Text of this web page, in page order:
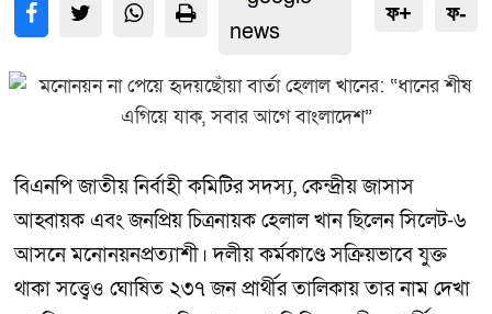
ফ+ ফ-
বিএনপি জাতীয় নির্বাহী কমিটির সদস্য, কেন্দ্রীয় জাসাস
আহ্বায়ক এবং জনপ্রিয় চিত্রনায়ক হেলাল খান ছিলেন সিলেট-৬
আসনে মনোনয়নপ্রত্যাশী। দলীয় কর্মকাণ্ডে সক্রিয়ভাবে যুক্ত
থাকা সত্ত্বেও ঘোষিত ২৩৭ জন প্রার্থীর তালিকায় তার নাম দেখা